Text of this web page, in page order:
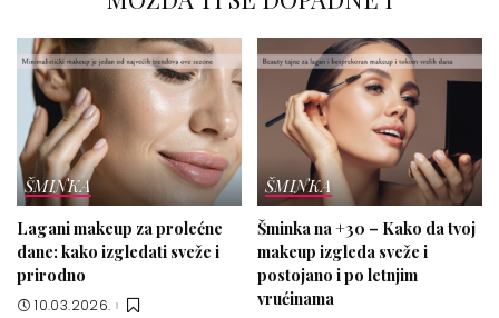
ŠMINKA
Lagani makeup za prolećne
dane: kako izgledati sveže i
prirodno
10.03.2026.
ŠMINKA
Šminka na +30 – Kako da tvoj
makeup izgleda sveže i
postojano i po letnjim
vrućinama